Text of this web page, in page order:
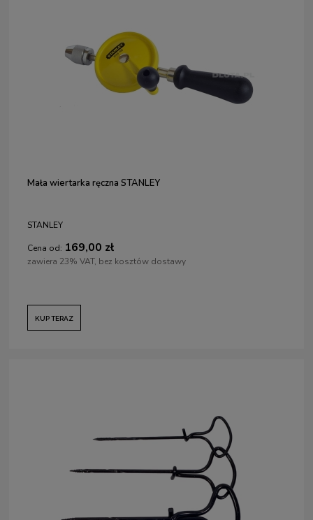
Mała wiertarka ręczna STANLEY
STANLEY
Cena od: 169,00 zł
zawiera 23% VAT, bez kosztów dostawy
KUP TERAZ